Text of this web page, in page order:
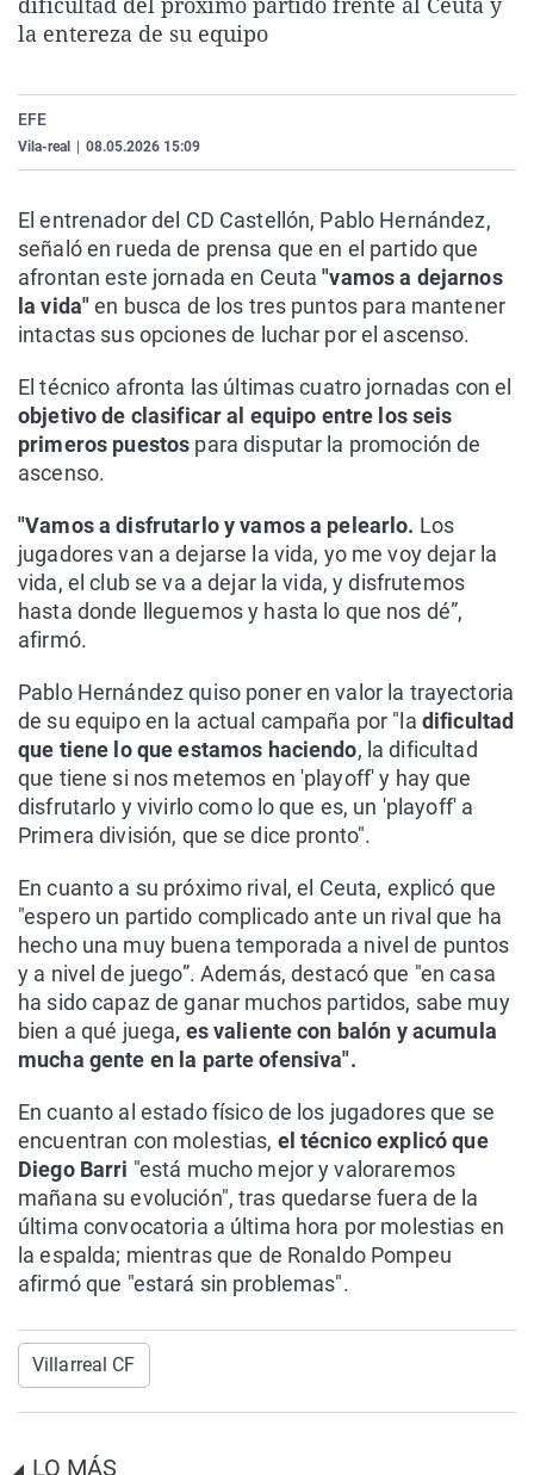
La rosa de los vientos
Como el perro y el
Caso
Equipo de
Extremadura
La Rioja
Virales
Elecciones
la entereza de su equipo
EFE
Vila-real 08.05.2026 15:09
El entrenador del CD Castellón, Pablo Hernández,
señaló en rueda de prensa que en el partido que
afrontan este jornada en Ceuta "vamos a dejarnos
la vida"en busca de los tres puntos para mantener
intactas sus opciones de luchar por el ascenso.
El técnico afronta las últimas cuatro jornadas con el
objetivo de clasificar al equipo entre los seis
primeros puestos para disputar la promoción de
ascenso.
"Vamos a disfrutarlo y vamos a pelearlo. Los
jugadores van a dejarse la vida, yo me voy dejar la
vida, el club se va a dejar la vida, y disfrutemos
hasta donde lleguemos y hasta lo que nos dé”,
afirmó.
Pablo Hernández quiso poner en valor la trayectoria
de su equipo en la actual campaña por "la dificultad
que tiene lo que estamos haciendo, la dificultad
que tiene si nos metemos en 'playoff' y hay que
disfrutarlo y vivirlo como lo que es, un 'playoff' a
Primera división, que se dice pronto".
En cuanto a su próximo rival, el Ceuta, explicó que
"espero un partido complicado ante un rival que ha
hecho una muy buena temporada a nivel de puntos
y a nivel de juego”. Además, destacó que "en casa
ha sido capaz de ganar muchos partidos, sabe muy
bien a qué juega, es valiente con balón y acumula
mucha gente en la parte ofensiva".
En cuanto al estado físico de los jugadores que se
encuentran con molestias, el técnico explicó que
Diego Barri "está mucho mejor y valoraremos
mañana su evolución", tras quedarse fuera de la
última convocatoria a última hora por molestias en
la espalda; mientras que de Ronaldo Pompeu
afirmó que "estará sin problemas".
Villarreal CF
LO MÁS